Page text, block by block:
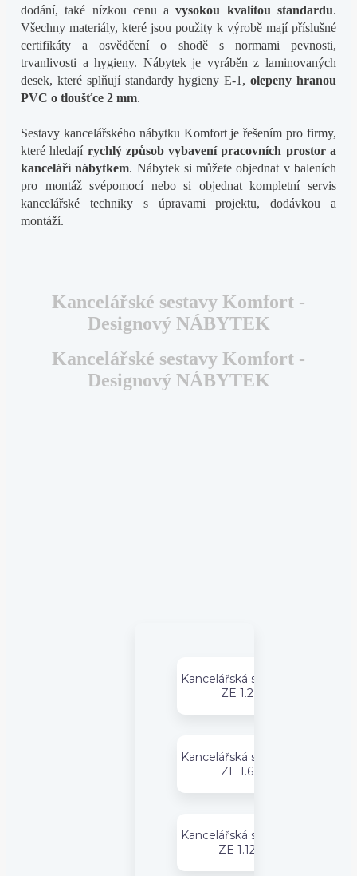
dodání, také nízkou cenu avysokou kvalitou standardu.
Všechny materiály, které jsou použity k výrobě mají příslušné
certifikáty a osvědčení o shodě s normami pevnosti,
trvanlivosti a hygieny. Nábytek je vyráběn z laminovaných
desek, které splňují standardy hygieny E-1,olepeny hranou
PVC o tloušťce 2 mm.
Sestavy kancelářského nábytku Komfort je řešením pro firmy,
které hledají rychlý způsob vybavení pracovních prostor a
kanceláří nábytkem. Nábytek si můžete objednat v baleních
pro montáž svépomocí nebo si objednat kompletní servis
kancelářské techniky s úpravami projektu, dodávkou a
montáží.
Kancelářské sestavy Komfort -
Designový NÁBYTEK
Kancelářské sestavy Komfort -
Designový NÁBYTEK
Kancelářská sestava
ZE 1.2
Kancelářská sestava
ZE 1.6
Kancelářská sestava
ZE 1.12